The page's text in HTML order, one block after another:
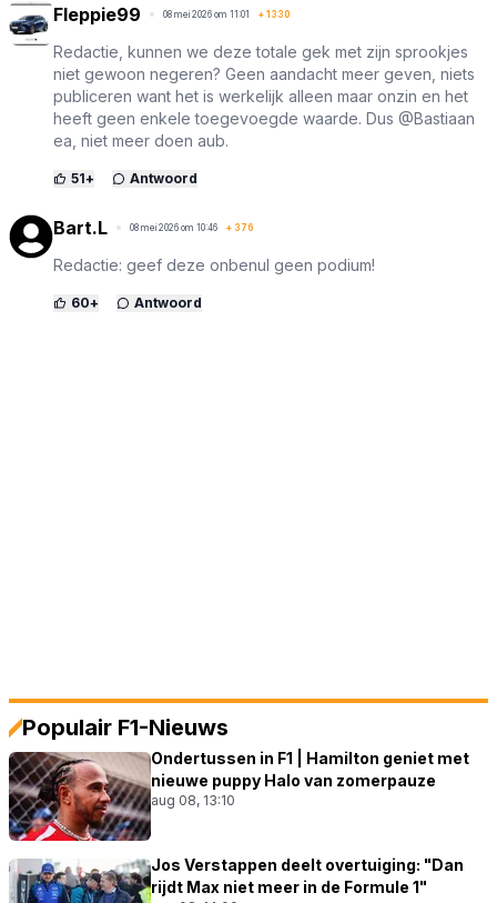
Fleppie99 08 mei 2026 om 11:01 + 1330
Redactie, kunnen we deze totale gek met zijn sprookjes
niet gewoon negeren? Geen aandacht meer geven, niets
publiceren want het is werkelijk alleen maar onzin en het
heeft geen enkele toegevoegde waarde. Dus @Bastiaan
ea, niet meer doen aub.
51+ Antwoord
Bart.L 08 mei 2026 om 10:46 + 376
Redactie: geef deze onbenul geen podium!
60+ Antwoord
Populair F1-Nieuws
Ondertussen in F1 | Hamilton geniet met
nieuwe puppy Halo van zomerpauze
aug 08, 13:10
Jos Verstappen deelt overtuiging: "Dan
rijdt Max niet meer in de Formule 1"